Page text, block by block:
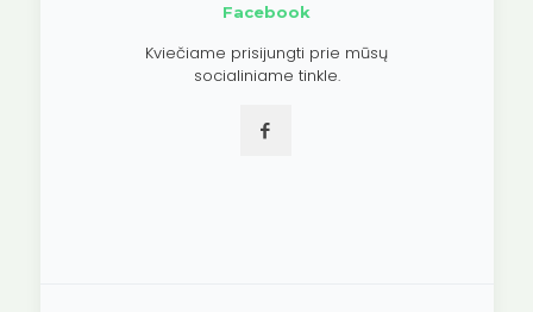
Facebook
Kviečiame prisijungti prie mūsų
socialiniame tinkle.